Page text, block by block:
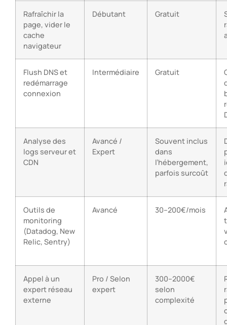
Rafraîchir la
page, vider le
cache
navigateur
Débutant Gratuit
Flush DNS et
redémarrage
connexion
Intermédiaire Gratuit
Analyse des
logs serveur et
CDN
Avancé /
Expert
Souvent inclus
dans
l’hébergement,
parfois surcoût
Outils de
monitoring
(Datadog, New
Relic, Sentry)
Avancé 30–200€/mois
Appel à un
expert réseau
externe
Pro / Selon
expert
300–2000€
selon
complexité